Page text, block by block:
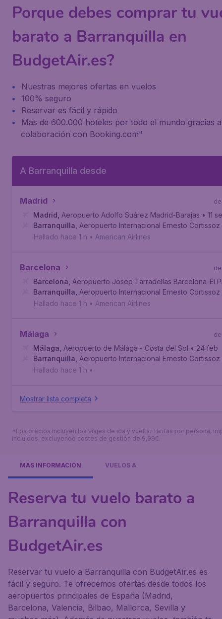
Porque debes comprar tu
barato a Barranquilla en
BudgetAir.es?
Nuestras mejores ofertas en vuelos
100% seguro
Reservar es fácil y rápido
Mas de 600.000 hoteles por todo el mundo gracias
colaboración con Booking.com"
A Barranquilla desde
Madrid
Madrid Aeropuerto Adolfo Suárez Madrid-Barajas • 11
Barranquilla Aeropuerto Internacional Ernesto Cortissoz
Hallado hace 1 h • American Airlines
Barcelona
Barcelona Aeropuerto Josep Tarradellas Barcelona-El
Barranquilla Aeropuerto Internacional Ernesto Cortissoz
Hallado hace 1 h • American Airlines
Málaga
Málaga Aeropuerto de Málaga - Costa del Sol • 24 feb
Barranquilla Aeropuerto Internacional Ernesto Cortissoz
Hallado hace 1 h •
Mostrar lista completa
*Los precios incluyen los viajes de ida y vuelta. Tarifas por persona,
incluidos, excluyendo costes de gestión de 9,99€.
MÁS INFORMACIÓN VUELOS A
Reserva tu vuelo barato a
Barranquilla con
BudgetAir.es
Reservar tu vuelo a Barranquilla con BudgetAir.es es
fácil y seguro. Te ofrecemos ofertas desde todos los
aeropuertos principales de España (Madrid,
Barcelona, Valencia, Bilbao, Mallorca, Sevilla y